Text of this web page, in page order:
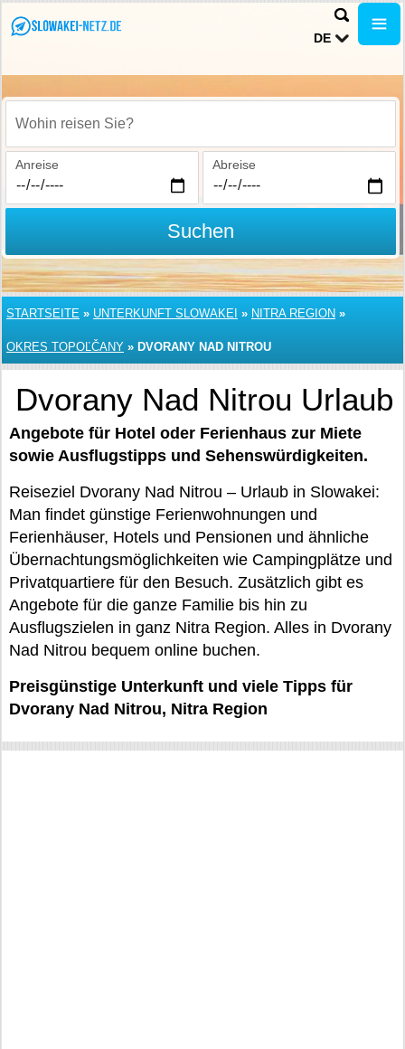
DE
Wohin reisen Sie?
Anreise Abreise
Suchen
STARTSEITE » UNTERKUNFT SLOWAKEI » NITRA REGION »
OKRES TOPOĽČANY » DVORANY NAD NITROU
Dvorany Nad Nitrou Urlaub
Angebote für Hotel oder Ferienhaus zur Miete
sowie Ausflugstipps und Sehenswürdigkeiten.
Reiseziel Dvorany Nad Nitrou – Urlaub in Slowakei:
Man findet günstige Ferienwohnungen und
Ferienhäuser, Hotels und Pensionen und ähnliche
Übernachtungsmöglichkeiten wie Campingplätze und
Privatquartiere für den Besuch. Zusätzlich gibt es
Angebote für die ganze Familie bis hin zu
Ausflugszielen in ganz Nitra Region. Alles in Dvorany
Nad Nitrou bequem online buchen.
Preisgünstige Unterkunft und viele Tipps für
Dvorany Nad Nitrou, Nitra Region